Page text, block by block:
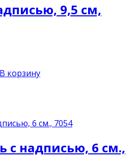
9,5 см,
В корзину
с надписью, 6 см.,